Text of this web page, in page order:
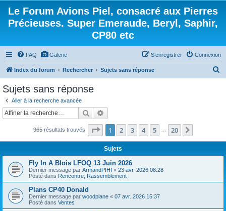
Le Forum Avions Piel, consacré aux Pierres
Précieuses. Super Emeraude, Beryl, Saphir,
CP80 etc
FAQ Galerie Connexion
S’enregistrer
Index du forum Rechercher Sujets sans réponse
c
Sujets sans réponse
Aller à la recherche avancée
Rechercher
965 résultats trouvés Page 1sur20
1 2 3 4 5 20
Sujets
Fly In A Blois LFOQ 13 Juin 2026
Dernier message par ArmandPIHI « 23 avr. 2026 08:28
Posté dans Rencontre, Rassemblement
Plans CP40 Donald
Dernier message par woodplane « 07 avr. 2026 15:37
Posté dans Ventes